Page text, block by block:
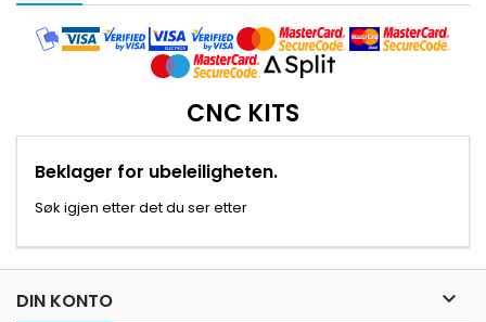
CNC KITS
Beklager for ubeleiligheten.
Søk igjen etter det du ser etter
DIN KONTO 